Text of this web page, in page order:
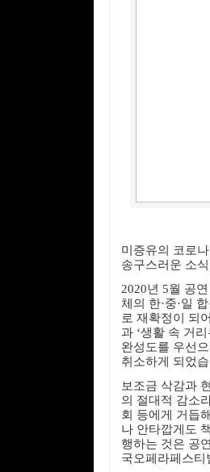
미증유의 코로
송구스러운 소
2020년 5월 공
체의 한·중·일
로 재확정이 되
과 ‘생활 속 거
완성도를 우선
취소하게 되었
보조금 삭감과
의 절대적 감소
회 등에게 거듭
나 안타깝게도
행하는 것은 공
국오페라페스